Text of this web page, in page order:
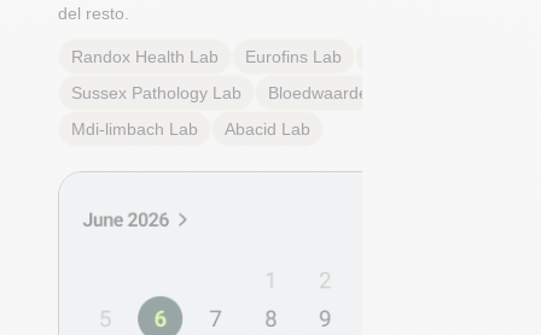
del resto.
Randox Health Lab Eurofins Lab
Sussex Pathology Lab Bloedwaardentest
Mdi-limbach Lab Abacid Lab